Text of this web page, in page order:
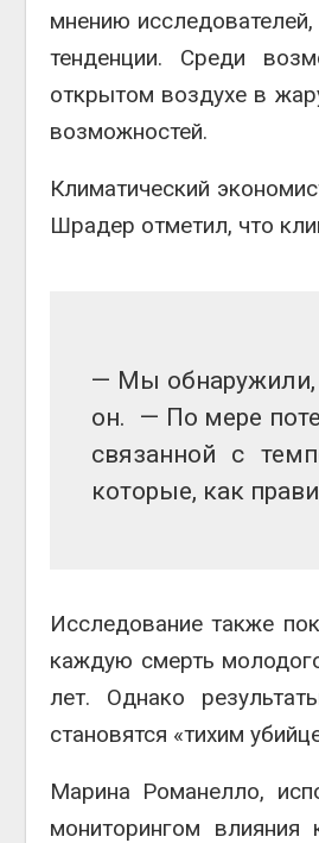
мнению
тенденции. Среди
открытом воздухе в
возможностей.
Климатический
Шрадер отметил, что
— Мы обнаружили,
он. — По мере
связанной с
которые, как
Исследование также
каждую смерть
лет. Однако
становятся «тихим
Марина Романелло,
мониторингом влияния
В
Шэньси
тыс.
Авг 6, 2026